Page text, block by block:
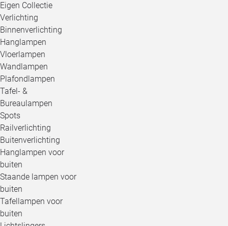
Eigen Collectie
Verlichting
Binnenverlichting
Hanglampen
Vloerlampen
Wandlampen
Plafondlampen
Tafel- &
Bureaulampen
Spots
Railverlichting
Buitenverlichting
Hanglampen voor
buiten
Staande lampen voor
buiten
Tafellampen voor
buiten